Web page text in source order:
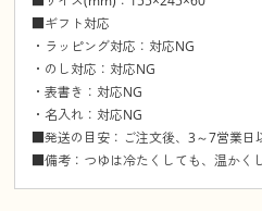
■ギフト対応
・ラッピング対応：対応NG
・のし対応：対応NG
・表書き：対応NG
・名入れ：対応NG
■発送の目安：ご注文後、3～7営業日
■備考：つゆは冷たくしても、温かく